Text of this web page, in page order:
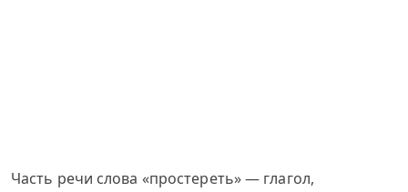
Часть речи слова «простереть» — глагол,